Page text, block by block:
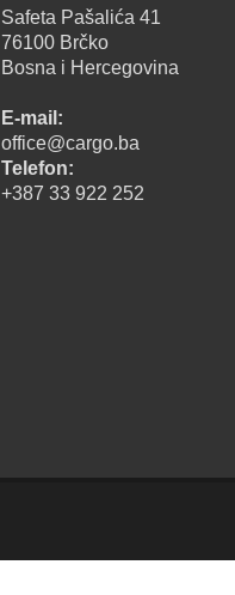
Safeta Pašalića 41
76100 Brčko
Bosna i Hercegovina
E-mail:
office@cargo.ba
Telefon:
+387 33 922 252